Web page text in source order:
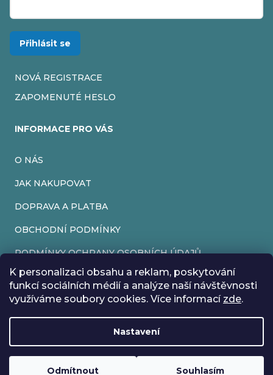
K personalizaci obsahu a reklam, poskytování
funkcí sociálních médií a analýze naší návštěvnosti
využíváme soubory cookies. Více informací zde.
Nastavení
Odmítnout Souhlasím
Rádi bychom vás informovali, že od 17. 7. do 24. 7. včetně
máme z důvodu dovolené zavřeno. Všechny objednávky
budou vyřízeny co nejdříve od 27. 7. :) Přejeme vám krásné
Přihlásit se
NOVÁ REGISTRACE
ZAPOMENUTÉ HESLO
INFORMACE PRO VÁS
O NÁS
JAK NAKUPOVAT
DOPRAVA A PLATBA
OBCHODNÍ PODMÍNKY
PODMÍNKY OCHRANY OSOBNÍCH ÚDAJŮ
VRÁCENÍ ZBOŽÍ
REKLAMACE
Vytvořil Shoptet
Copyright 2026EveryRetroGame. Všechna práva vyhrazena.
Upravit nastavení cookies
Loading